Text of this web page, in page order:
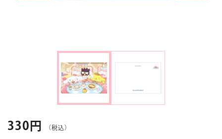
公式SNS／アプリ
イベント
330円 （税込）